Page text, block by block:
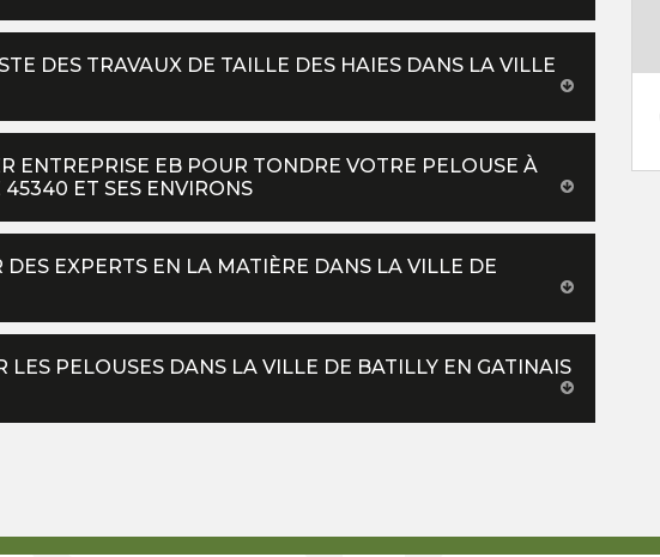
DES TRAVAUX DE TAILLE DES HAIES DANS LA VILLE
ENTREPRISE EB POUR TONDRE VOTRE PELOUSE À
ET SES ENVIRONS
EXPERTS EN LA MATIÈRE DANS LA VILLE DE
LES PELOUSES DANS LA VILLE DE BATILLY EN GATINAIS